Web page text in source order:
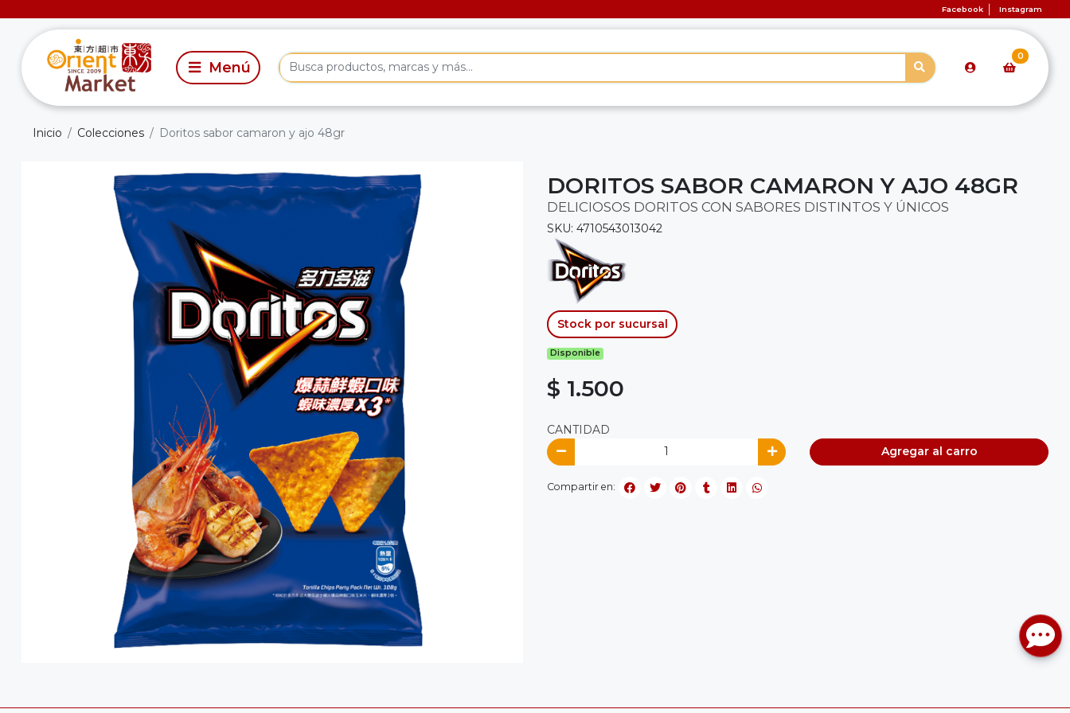
Facebook Instagram
0
Inicio Colecciones Doritos sabor camaron y ajo 48gr
DORITOS SABOR CAMARON Y AJO 48GR
DELICIOSOS DORITOS CON SABORES DISTINTOS Y ÚNICOS
SKU: 4710543013042
Stock por sucursal
Disponible
$ 1.500
CANTIDAD
Agregar al carro
Compartir en: